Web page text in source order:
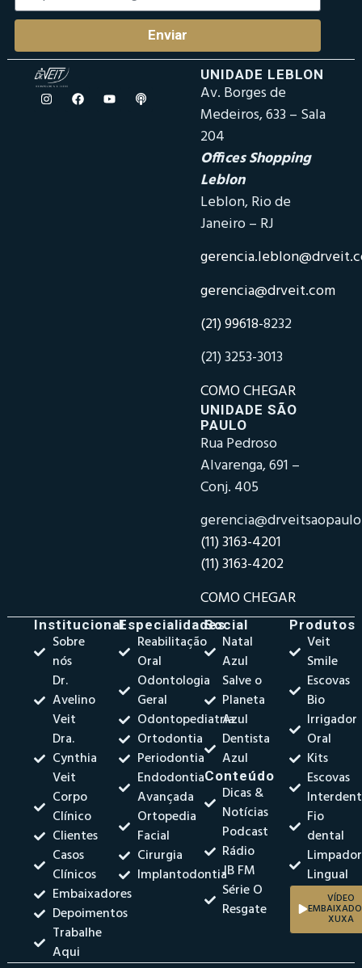
Enviar
UNIDADE LEBLON
Av. Borges de
Medeiros, 633 – Sala
204
Offices Shopping
Leblon
Leblon, Rio de
Janeiro – RJ
gerencia@drveit.com
(21) 99618-8232
(21) 3253-3013
COMO CHEGAR
UNIDADE SÃO
PAULO
Rua Pedroso
Alvarenga, 691 –
Conj. 405
(11) 3163-4201
(11) 3163-4202
COMO CHEGAR
Institucional
Sobre
nós
Dr.
Avelino
Veit
Dra.
Cynthia
Veit
Corpo
Clínico
Clientes
Casos
Clínicos
Embaixadores
Depoimentos
Trabalhe
Aqui
Especialidades
Reabilitação
Oral
Odontologia
Geral
Odontopediatria
Ortodontia
Periodontia
Endodontia
Avançada
Ortopedia
Facial
Cirurgia
Implantodontia
Social
Natal
Azul
Salve o
Planeta
Azul
Dentista
Azul
Conteúdo
Dicas &
Notícias
Podcast
Rádio
JB FM
Série O
Resgate
Produtos
Veit
Smile
Escovas
Bio
Irrigador
Oral
Kits
Escovas
Fio
dental
Limpador
Lingual
VÍDEO
XUXA